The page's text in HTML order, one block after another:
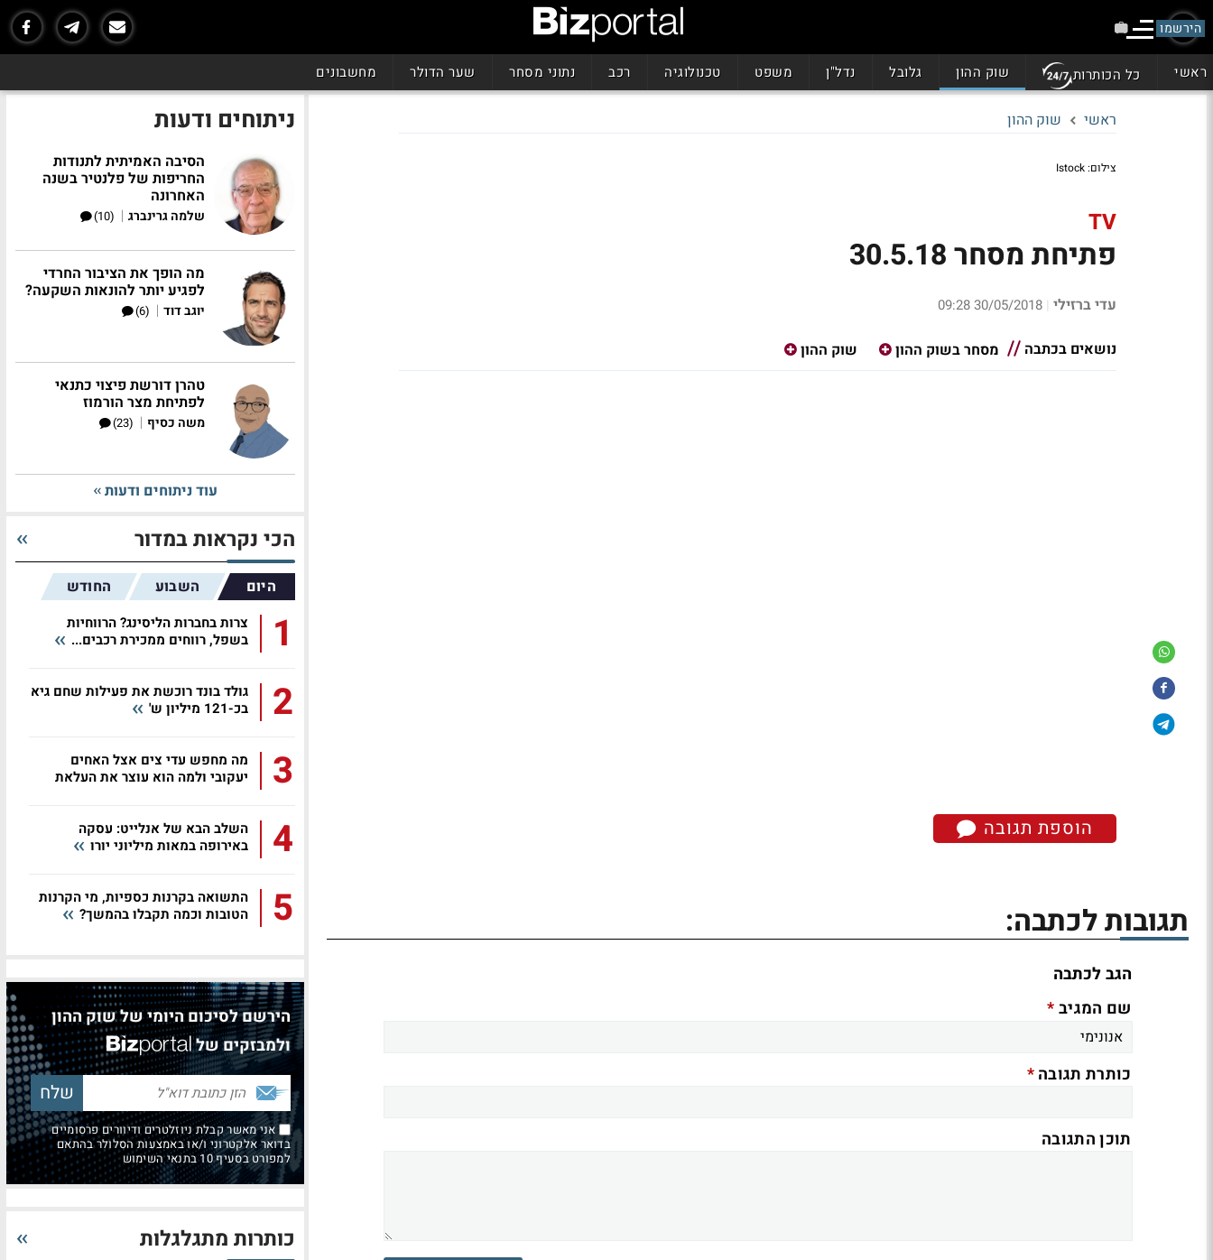
הירשמו
ראשי כל הכותרות שוק ההון גלובל נדל"ן משפט טכנולוגיה רכב נתוני מסחר שער הדולר מחשבונים
ראשי שוק ההון
צילום: Istock
TV
פתיחת מסחר 30.5.18
עדי ברזילי |
30/05/2018 09:28
נושאים בכתבה מסחר בשוק ההון שוק ההון
הוספת תגובה
תגובות לכתבה:
הגב לכתבה
שם המגיב*
כותרת תגובה*
תוכן התגובה
ניתוחים ודעות
הסיבה האמיתית לתנודות
החריפות של פלנטיר בשנה
האחרונה
שלמה גרינברג |
(10)
מה הופך את הציבור החרדי
לפגיע יותר להונאות השקעה?
יוגב דוד |
(6)
טהרן דורשת פיצוי כתנאי
לפתיחת מצר הורמוז
משה כסיף |
(23)
עוד ניתוחים ודעות
הכי נקראות במדור
היום השבוע החודש
1
צרות בחברות הליסינג? הרווחיות
בשפל, רווחים ממכירת רכבים...
2
גולד בונד רוכשת את פעילות שחם גיא
בכ-121 מיליון ש'
3
מה מחפש עדי צים אצל האחים
יעקובי ולמה הוא עוצר את העלאת
4
השלב הבא של אנלייט: עסקה
באירופה במאות מיליוני יורו
5
התשואה בקרנות כספיות, מי הקרנות
הטובות וכמה תקבלו בהמשך?
הירשם לסיכום היומי של שוק ההון
ולמבזקים של
אני מאשר קבלת ניוזלטרים ודיוורים פרסומיים
בדואר אלקטרוני ו/או באמצעות הסלולר בהתאם
למפורט בסעיף 10 בתנאי השימוש
כותרות מתגלגלות